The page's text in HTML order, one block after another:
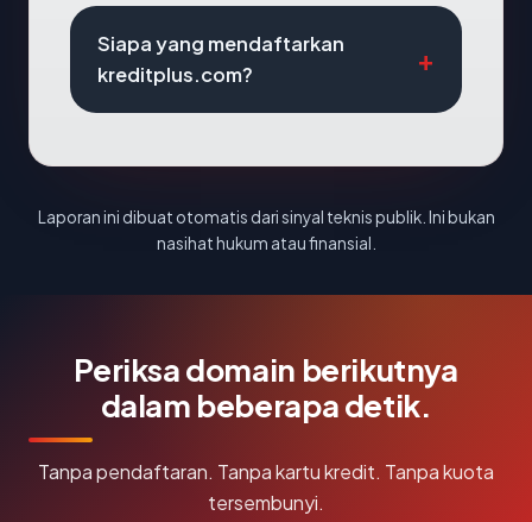
Siapa yang mendaftarkan
kreditplus.com?
Laporan ini dibuat otomatis dari sinyal teknis publik. Ini bukan
nasihat hukum atau finansial.
Periksa domain berikutnya
dalam beberapa detik.
Tanpa pendaftaran. Tanpa kartu kredit. Tanpa kuota
tersembunyi.